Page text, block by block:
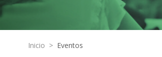
Inicio > Eventos